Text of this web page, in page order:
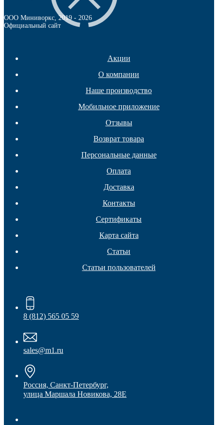
Защита фанеры, ДСП, коробок
ООО Миниворкс, 2019 - 2026
Официальный сайт
Акции
О компании
Наше производство
Мобильное приложение
Отзывы
Возврат товара
Персональные данные
Оплата
Доставка
Контакты
Сертификаты
Карта сайта
Статьи
Статьи пользователей
8 (812) 565 05 59
sales@m1.ru
Россия, Санкт-Петербург,
улица Маршала Новикова, 28Е